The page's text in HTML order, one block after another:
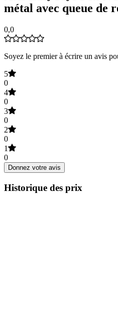
métal avec queue de
0,0
Soyez le premier à écrire un avis
5
0
4
0
3
0
2
0
1
0
Donnez votre avis
Historique des prix